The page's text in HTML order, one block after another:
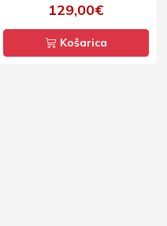
129,00€
Košarica